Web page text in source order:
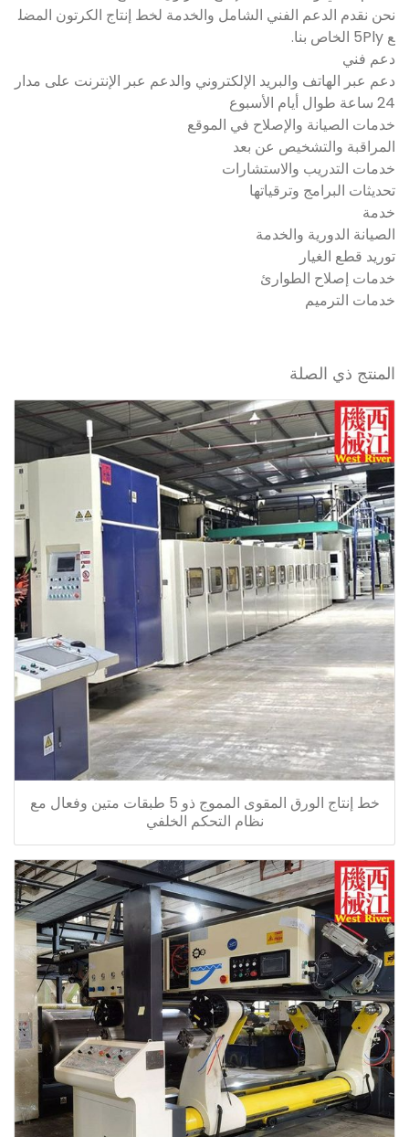
نحن نقدم الدعم الفني الشامل والخدمة لخط إنتاج الكرتون المضل
ع 5Ply الخاص بنا.
دعم فني
دعم عبر الهاتف والبريد الإلكتروني والدعم عبر الإنترنت على مدار
24 ساعة طوال أيام الأسبوع
خدمات الصيانة والإصلاح في الموقع
المراقبة والتشخيص عن بعد
خدمات التدريب والاستشارات
تحديثات البرامج وترقياتها
خدمة
الصيانة الدورية والخدمة
توريد قطع الغيار
خدمات إصلاح الطوارئ
خدمات الترميم
المنتج ذي الصلة
خط إنتاج الورق المقوى المموج ذو 5 طبقات متين وفعال مع
نظام التحكم الخلفي